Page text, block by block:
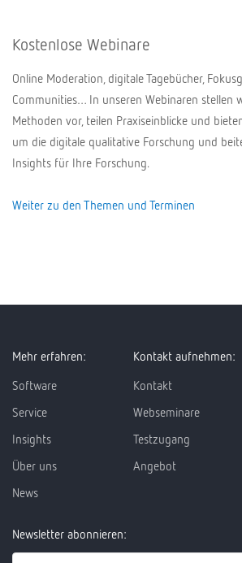
Kostenlose Webinare
Online Moderation, digitale Tagebücher,
Communities… In unseren Webinaren stellen
Methoden vor, teilen Praxiseinblicke und
um die digitale qualitative Forschung und
Insights für Ihre Forschung.
Weiter zu den Themen und Terminen
Mehr erfahren:
Software
Service
Insights
Über uns
News
Kontakt aufnehmen:
Kontakt
Webseminare
Testzugang
Angebot
Newsletter abonnieren: